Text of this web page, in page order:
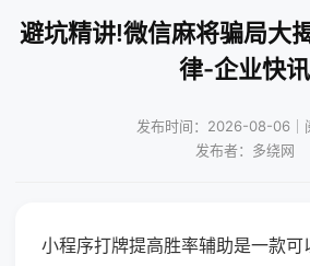
避坑精讲!微信麻将骗局大
律-企业快讯
发布时间：2026-08-06｜
发布者：多绕网
小程序打牌提高胜率辅助是一款可